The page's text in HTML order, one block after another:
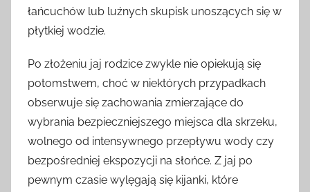
łańcuchów lub luźnych skupisk unoszących się w
płytkiej wodzie.
Po złożeniu jaj rodzice zwykle nie opiekują się
potomstwem, choć w niektórych przypadkach
obserwuje się zachowania zmierzające do
wybrania bezpieczniejszego miejsca dla skrzeku,
wolnego od intensywnego przepływu wody czy
bezpośredniej ekspozycji na słońce. Z jaj po
pewnym czasie wylęgają się kijanki, które